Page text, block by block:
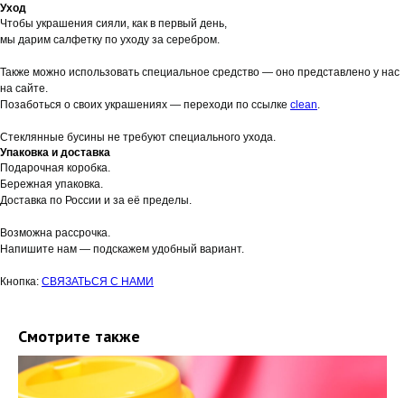
Уход
Чтобы украшения сияли, как в первый день,
мы дарим салфетку по уходу за серебром.
Также можно использовать специальное средство — оно представлено у нас
на сайте.
Позаботься о своих украшениях — переходи по ссылке clean
Стеклянные бусины не требуют специального ухода.
Упаковка и доставка
Подарочная коробка.
Бережная упаковка.
Доставка по России и за её пределы.
Возможна рассрочка.
Напишите нам — подскажем удобный вариант.
Кнопка: СВЯЗАТЬСЯ С НАМИ
Смотрите также